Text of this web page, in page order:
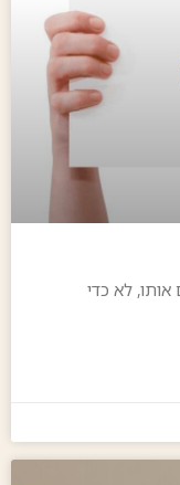
לא כדי